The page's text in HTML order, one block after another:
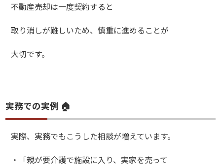
不動産売却は一度契約すると
取り消しが難しいため、慎重に進めることが
大切です。
実務での実例 🏠
実際、実務でもこうした相談が増えています。
・「親が要介護で施設に入り、実家を売って